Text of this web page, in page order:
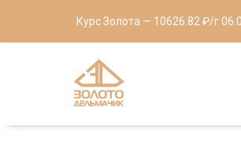
Курс Золота — 10626.82 ₽/г